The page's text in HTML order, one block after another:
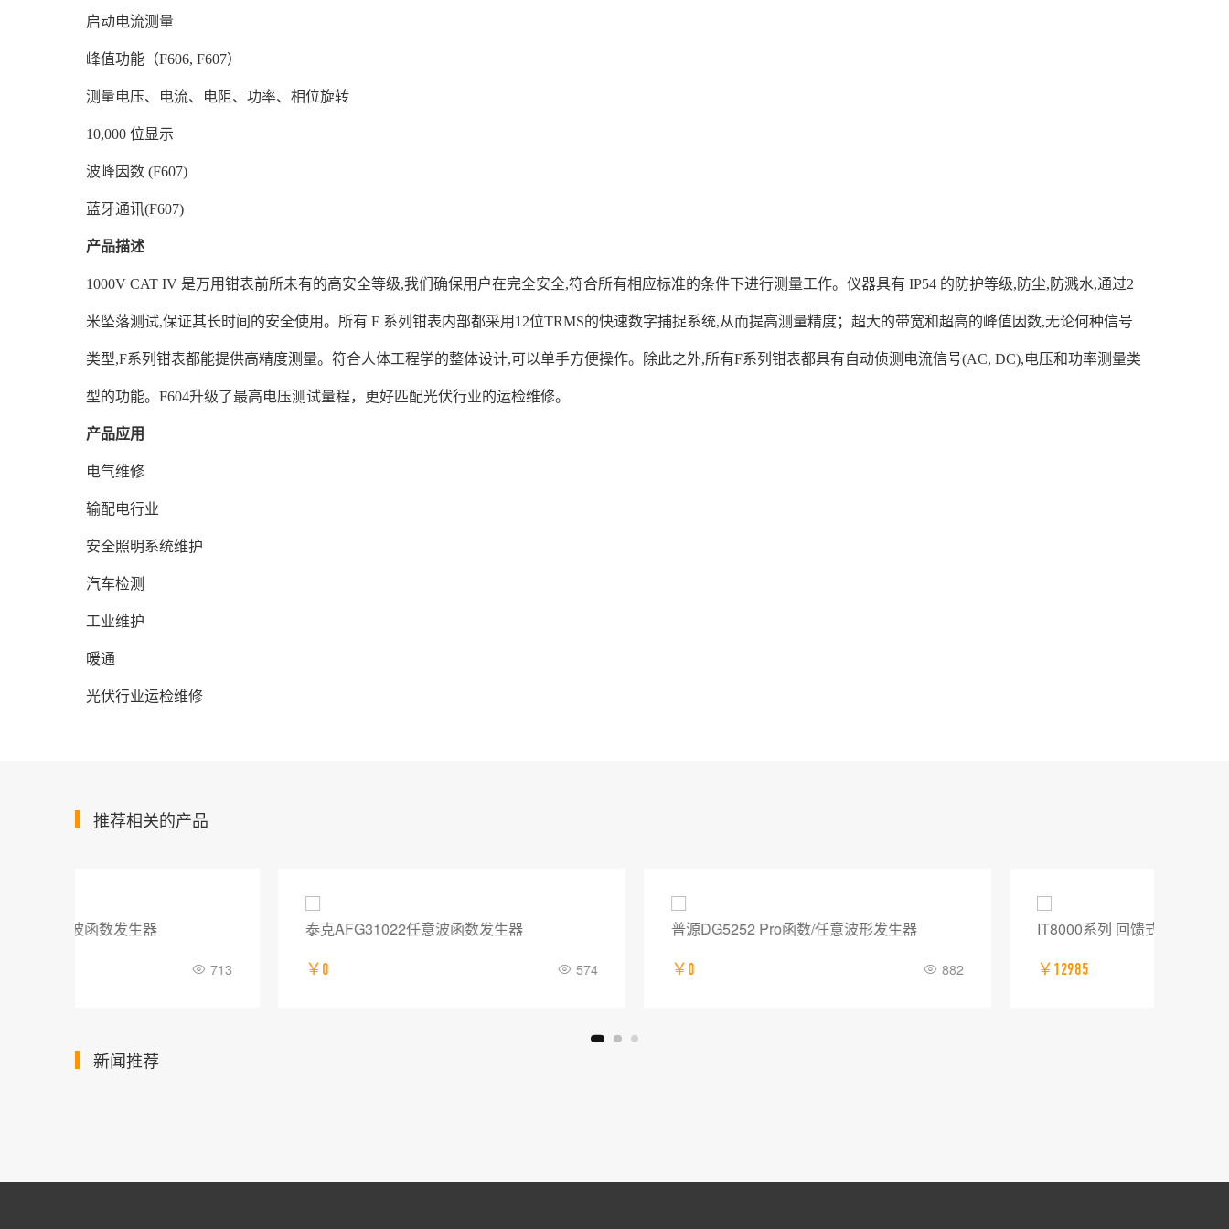
启动电流测量
峰值功能（F606, F607）
测量电压、电流、电阻、功率、相位旋转
10,000 位显示
波峰因数 (F607)
蓝牙通讯(F607)
产品描述
1000V CAT IV 是万用钳表前所未有的高安全等级,我们确保用户在完全安全,符合所有相应标准的条件下进行测量工作。仪器具有 IP54 的防护等级,防尘,防溅水,通过2
米坠落测试,保证其长时间的安全使用。所有 F 系列钳表内部都采用12位TRMS的快速数字捕捉系统,从而提高测量精度；超大的带宽和超高的峰值因数,无论何种信号
类型,F系列钳表都能提供高精度测量。符合人体工程学的整体设计,可以单手方便操作。除此之外,所有F系列钳表都具有自动侦测电流信号(AC, DC),电压和功率测量类
型的功能。F604升级了最高电压测试量程，更好匹配光伏行业的运检维修。
产品应用
电气维修
输配电行业
安全照明系统维护
汽车检测
工业维护
暖通
光伏行业运检维修
推荐相关的产品
泰克AFG31022任意波函数发生器 普源DG5252 Pro函数/任意波形发生器 IT8000系列 回馈式直流电子负载
新闻推荐